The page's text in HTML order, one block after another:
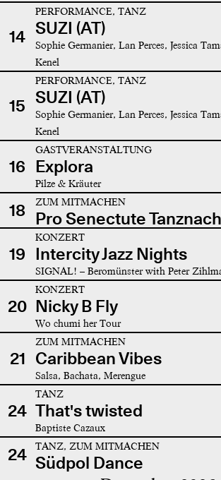
14
PERFORMANCE, TANZ
SUZI (AT)
Sophie Germanier, Lan Perces, Jessica
Kenel
15
PERFORMANCE, TANZ
SUZI (AT)
Sophie Germanier, Lan Perces, Jessica
Kenel
16
GASTVERANSTALTUNG
Explora
Pilze & Kräuter
18 ZUM MITMACHEN
Pro Senectute
19
KONZERT
Intercity Jazz Nights
SIGNAL! – Beromünster with Peter
20
KONZERT
Nicky B Fly
Wo chumi her Tour
21
ZUM MITMACHEN
Caribbean Vibes
Salsa, Bachata, Merengue
24
TANZ
That's twisted
Baptiste Cazaux
24 TANZ, ZUM MITMACHEN
Südpol Dance